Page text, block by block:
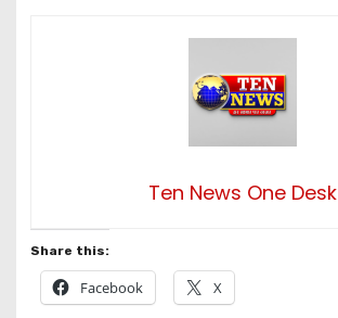
Ten News One Desk
Share this:
Facebook X